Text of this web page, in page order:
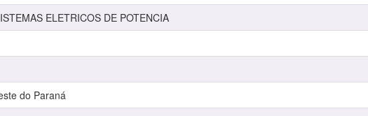
ELETRICOS DE POTENCIA
do Paraná